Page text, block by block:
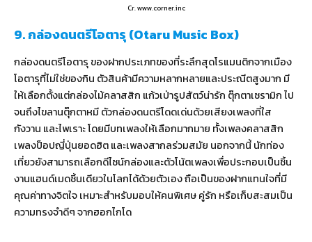
Cr. www.corner.inc
9. กล่องดนตรีโอตารุ (Otaru Music Box)
กล่องดนตรีโอตารุ ของฝากประเภทของที่ระลึกสุดโรแมนติกจากเมือง
โอตารุที่ไม่ใช่ของกิน ตัวสินค้ามีความหลากหลายและประณีตสูงมาก มี
ให้เลือกตั้งแต่กล่องไม้คลาสสิก แก้วเป่ารูปสัตว์น่ารัก ตุ๊กตาเซรามิก ไป
จนถึงไขลานตุ๊กตาหมี ตัวกล่องดนตรีโดดเด่นด้วยเสียงเพลงที่ใส
กังวาน และไพเราะ โดยมีบทเพลงให้เลือกมากมาย ทั้งเพลงคลาสสิก
เพลงป็อปญี่ปุ่นยอดฮิต และเพลงสากลร่วมสมัย นอกจากนี้ นักท่อง
เที่ยวยังสามารถเลือกดีไซน์กล่องและตัวโน้ตเพลงเพื่อประกอบเป็นชิ้น
งานแฮนด์เมดชิ้นเดียวในโลกได้ด้วยตัวเอง ถือเป็นของฝากแทนใจที่มี
คุณค่าทางจิตใจ เหมาะสำหรับมอบให้คนพิเศษ คู่รัก หรือเก็บสะสมเป็น
ความทรงจำดีๆ จากฮอกไกโด